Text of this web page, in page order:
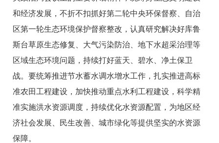
和经济发展，不折不扣抓好第二轮中央环保督察、自治
区第一轮生态环境保护督察整改，认真研究解决好库鲁
斯台草原生态修复、大气污染防治、地下水超采治理等
区域生态环境问题，持续打好蓝天、碧水、净土保卫
战。要统筹推进节水蓄水调水增水工作，扎实推进高标
准农田工程建设，加快推动重点水利工程建设，科学精
准实施洪水资源调度，持续优化水资源配置，为地区经
济社会发展、民生改善、城市绿化等提供坚实的水资源
保障。